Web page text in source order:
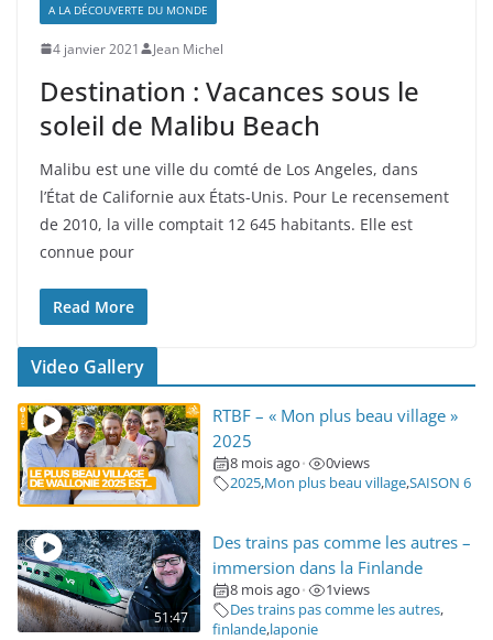
A LA DÉCOUVERTE DU MONDE
4 janvier 2021 Jean Michel
Destination : Vacances sous le
soleil de Malibu Beach
Malibu est une ville du comté de Los Angeles, dans
l’État de Californie aux États-Unis. Pour Le recensement
de 2010, la ville comptait 12 645 habitants. Elle est
connue pour
Read More
Video Gallery
RTBF – « Mon plus beau village »
2025
8 mois ago • 0views
2025,Mon plus beau village,SAISON 6
51:47
Des trains pas comme les autres –
immersion dans la Finlande
8 mois ago • 1views
Des trains pas comme les autres,
finlande,laponie